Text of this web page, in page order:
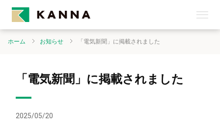
ホーム お知らせ 「電気新聞」に掲載されました
「電気新聞」に掲載されました
2025/05/20